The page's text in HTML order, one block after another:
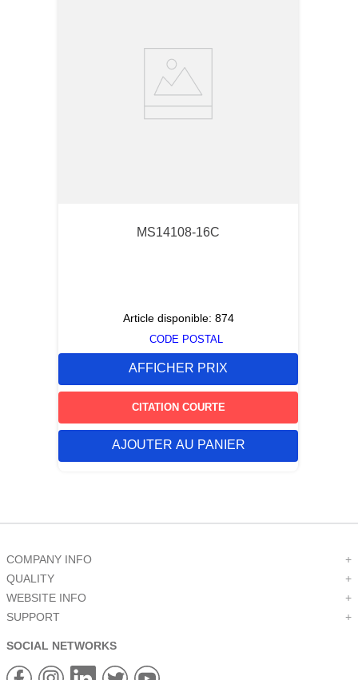
MS14108-16C
Article disponible: 874
CODE POSTAL
AFFICHER PRIX
CITATION COURTE
AJOUTER AU PANIER
COMPANY INFO
+
QUALITY
+
WEBSITE INFO
+
SUPPORT
+
SOCIAL NETWORKS